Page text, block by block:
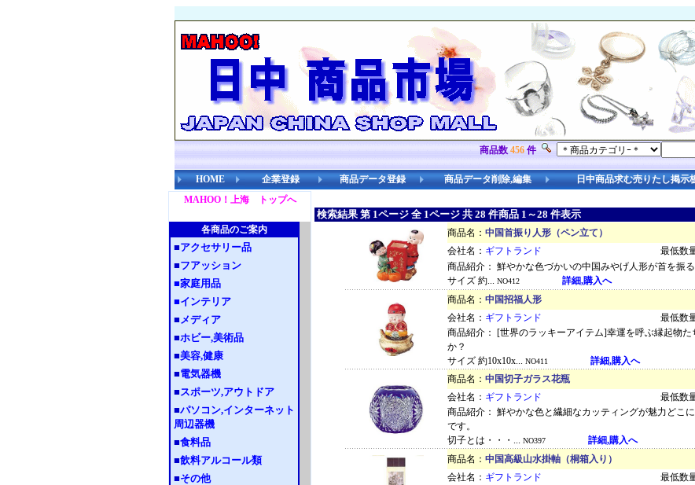
商品数 456 件
HOME 企業登録 商品データ登録 商品データ削除,編集
日中商品求む売りたし掲示
MAHOO！上海 トップへ
各商品のご案内
■アクセサリー品
■フアッション
■家庭用品
■インテリア
■メディア
■ホビー,美術品
■美容,健康
■電気器機
■スポーツ,アウトドア
■パソコン,インターネット
周辺器機
■食料品
■飲料アルコール類
■その他
検索結果 第 1ページ 全 1ページ 共 28 件商品 1～28 件表示
商品名： 中国首振り人形（ペン立て）
会社名： ギフトランド 最低数
商品紹介： 鮮やかな色づかいの中国みやげ人形が首を振る
サイズ 約... NO412
詳細,購入へ
商品名： 中国招福人形
会社名： ギフトランド 最低数
商品紹介： [世界のラッキーアイテム]幸運を呼ぶ縁起物
か？
サイズ 約10x10x... NO411
詳細,購入へ
商品名： 中国切子ガラス花瓶
会社名： ギフトランド 最低数
商品紹介： 鮮やかな色と繊細なカッティングが魅力どこ
です。
切子とは・・・... NO397
詳細,購入へ
商品名： 中国高級山水掛軸（桐箱入り）
会社名： ギフトランド 最低数